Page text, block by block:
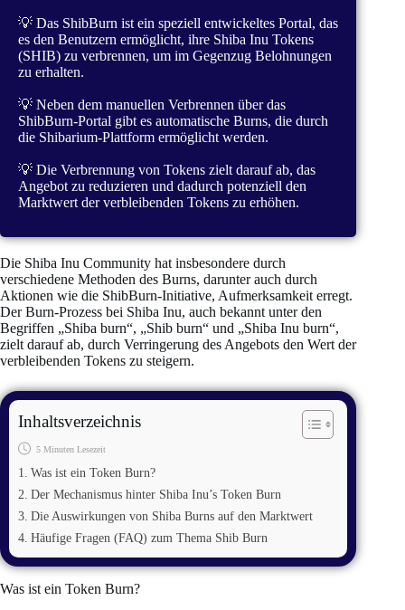
💡 Das ShibBurn ist ein speziell entwickeltes Portal, das
es den Benutzern ermöglicht, ihre Shiba Inu Tokens
(SHIB) zu verbrennen, um im Gegenzug Belohnungen
zu erhalten.
💡 Neben dem manuellen Verbrennen über das
ShibBurn-Portal gibt es automatische Burns, die durch
die Shibarium-Plattform ermöglicht werden.
💡 Die Verbrennung von Tokens zielt darauf ab, das
Angebot zu reduzieren und dadurch potenziell den
Marktwert der verbleibenden Tokens zu erhöhen.
Die Shiba Inu Community hat insbesondere durch
verschiedene Methoden des Burns, darunter auch durch
Aktionen wie die ShibBurn-Initiative, Aufmerksamkeit erregt.
Der Burn-Prozess bei Shiba Inu, auch bekannt unter den
Begriffen „Shiba burn“, „Shib burn“ und „Shiba Inu burn“,
zielt darauf ab, durch Verringerung des Angebots den Wert der
verbleibenden Tokens zu steigern.
Inhaltsverzeichnis
5 Minuten Lesezeit
Was ist ein Token Burn?
Der Mechanismus hinter Shiba Inu’s Token Burn
Die Auswirkungen von Shiba Burns auf den Marktwert
Häufige Fragen (FAQ) zum Thema Shib Burn
Was ist ein Token Burn?